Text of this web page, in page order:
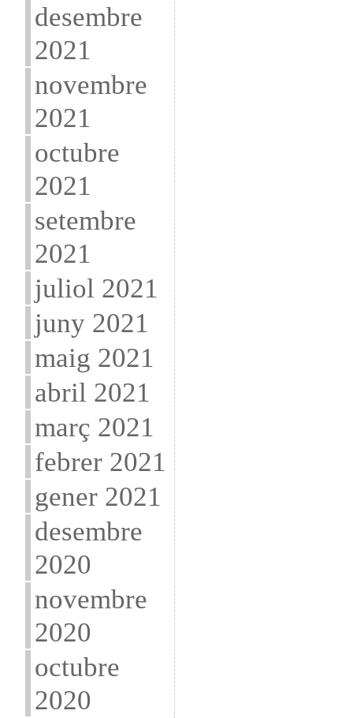
desembre
2021
novembre
2021
octubre
2021
setembre
2021
juliol 2021
juny 2021
maig 2021
abril 2021
març 2021
febrer 2021
gener 2021
desembre
2020
novembre
2020
octubre
2020